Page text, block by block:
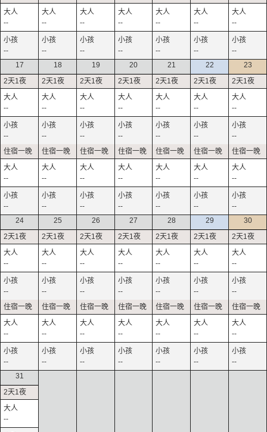
--
--
--
--
--
--
--
--
--
--
--
--
--
--
17
--
--
--
--
18
--
--
--
--
19
--
--
--
--
20
--
--
--
--
21
--
--
--
--
22
--
--
--
--
23
--
--
--
--
24
--
--
--
--
25
--
--
--
--
26
--
--
--
--
27
--
--
--
--
28
--
--
--
--
29
--
--
--
--
30
--
--
--
--
31
--